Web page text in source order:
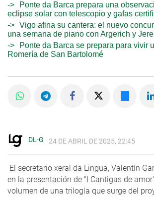
Ponte da Barca prepara una
eclipse solar con telescopio y gafas
Vigo afina su cantera: el nuevo
una semana de piano con Argerich y
Ponte da Barca se prepara para vivir
Romería de San Bartolomé
DL-G 24 DE ABRIL DE 2025, 22:45
El secretario xeral da Lingua, Valentín
en la presentación de "I Cantigas de
volumen de una trilogía que surge del